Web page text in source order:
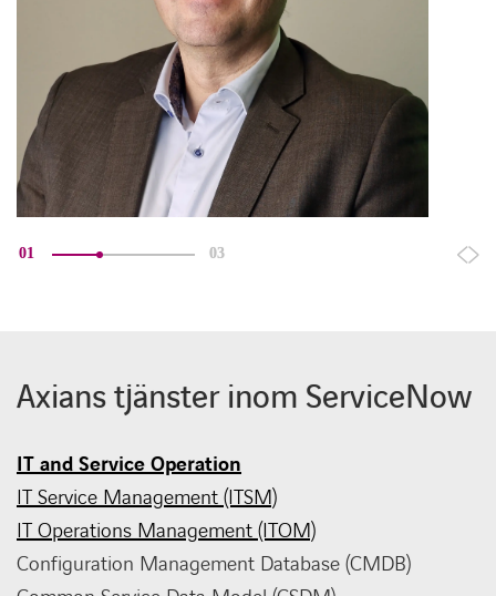
01 03
Axians tjänster inom ServiceNow
IT and Service Operation
IT Service Management (ITSM)
IT Operations Management (ITOM)
Configuration Management Database (CMDB)